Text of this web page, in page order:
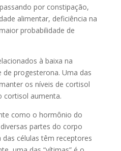
por constipação,
alimentar, deficiência na
probabilidade de
à baixa na
progesterona. Uma das
os níveis de cortisol
cortisol aumenta.
como o hormônio do
partes do corpo
células têm receptores